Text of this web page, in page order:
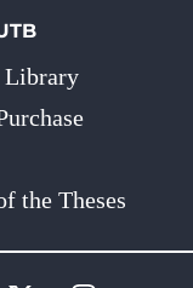
Library
the Theses